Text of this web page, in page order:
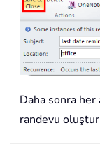
Daha sonra
randevu